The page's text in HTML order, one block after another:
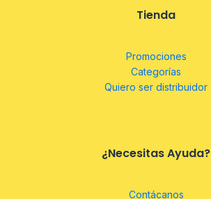
Tienda
Promociones
Categorías
Quiero ser distribuidor
¿Necesitas Ayuda?
Contácanos